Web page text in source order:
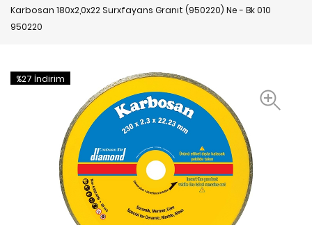
Karbosan 180x2,0x22 Surxfayans Granıt (950220) Ne - Bk 010
950220
%27 İndirim